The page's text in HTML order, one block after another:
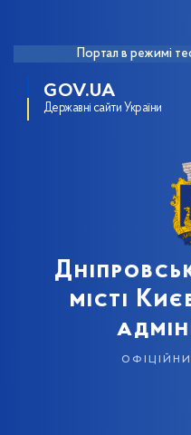
Портал в режимі
GOV.UA
Державні сайти України
місті